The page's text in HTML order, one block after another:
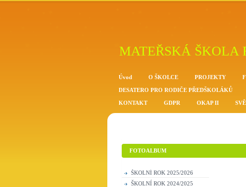
MATEŘSKÁ ŠKOLA
Úvod O ŠKOLCE PROJEKTY
DESATERO PRO RODIČE PŘEDŠKOLÁKŮ
KONTAKT GDPR OKAP II
FOTOALBUM
ŠKOLNÍ ROK 2025/2026
ŠKOLNÍ ROK 2024/2025